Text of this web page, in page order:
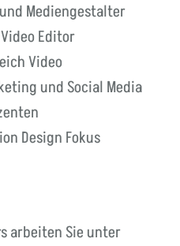
Mediengestalter
Editor
Video
und Social Media
Design Fokus
arbeiten Sie unter